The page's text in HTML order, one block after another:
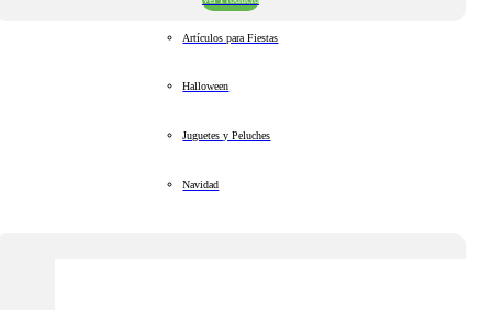
Artículos para Fiestas
Halloween
Juguetes y Peluches
Navidad